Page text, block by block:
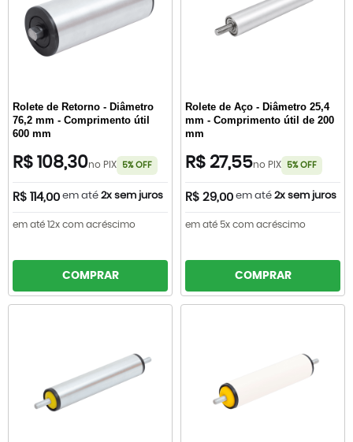
Rolete de Retorno - Diâmetro
76,2 mm - Comprimento útil
600 mm
R$ 108,30no PIX 5% OFF
R$ 114,00 em até 2x sem juros
em até 12x com acréscimo
COMPRAR
Rolete de Aço - Diâmetro 25,4
mm - Comprimento útil de 200
mm
R$ 27,55no PIX 5% OFF
R$ 29,00 em até 2x sem juros
em até 5x com acréscimo
COMPRAR